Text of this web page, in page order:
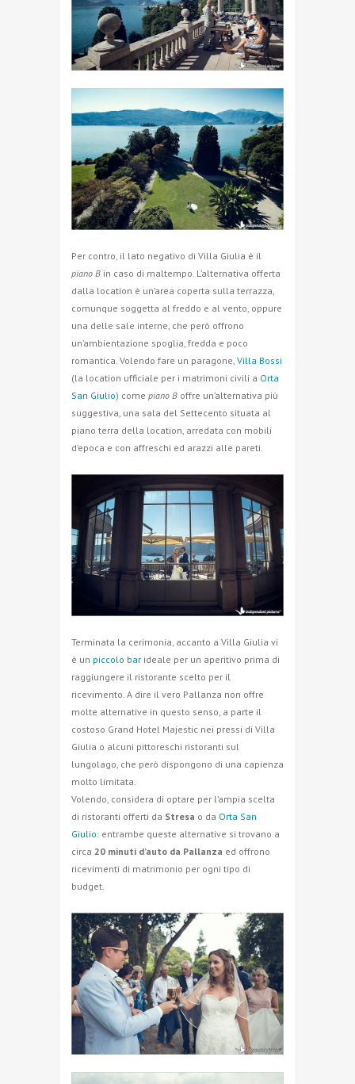
Per contro, il lato negativo di Villa Giulia è il
piano B in caso di maltempo. L’alternativa offerta
dalla location è un’area coperta sulla terrazza,
comunque soggetta al freddo e al vento, oppure
una delle sale interne, che però offrono
un’ambientazione spoglia, fredda e poco
romantica. Volendo fare un paragone, Villa Bossi
(la location ufficiale per i matrimoni civili a Orta
San Giulio) come piano B offre un’alternativa più
suggestiva, una sala del Settecento situata al
piano terra della location, arredata con mobili
d’epoca e con affreschi ed arazzi alle pareti.
Terminata la cerimonia, accanto a Villa Giulia vi
è un piccolo bar ideale per un aperitivo prima di
raggiungere il ristorante scelto per il
ricevimento. A dire il vero Pallanza non offre
molte alternative in questo senso, a parte il
costoso Grand Hotel Majestic nei pressi di Villa
Giulia o alcuni pittoreschi ristoranti sul
lungolago, che però dispongono di una capienza
molto limitata.
Volendo, considera di optare per l’ampia scelta
di ristoranti offerti da Stresa o da Orta San
Giulio: entrambe queste alternative si trovano a
circa 20 minuti d’auto da Pallanza ed offrono
ricevimenti di matrimonio per ogni tipo di
budget.